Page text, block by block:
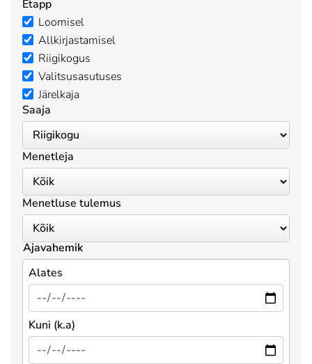
Etapp
Loomisel
Allkirjastamisel
Riigikogus
Valitsusasutuses
Järelkaja
Saaja
Menetleja
Menetluse tulemus
Ajavahemik
Alates
Kuni (k.a)